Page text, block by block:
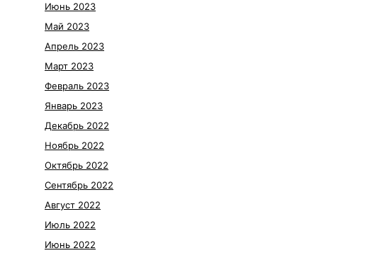
Июнь 2023
Май 2023
Апрель 2023
Март 2023
Февраль 2023
Январь 2023
Декабрь 2022
Ноябрь 2022
Октябрь 2022
Сентябрь 2022
Август 2022
Июль 2022
Июнь 2022